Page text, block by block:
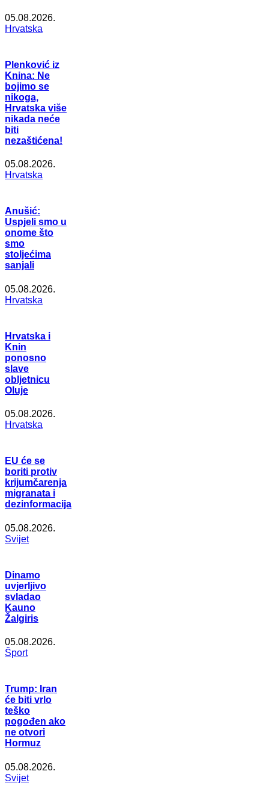
05.08.2026.
Hrvatska
Plenković iz
Knina: Ne
bojimo se
nikoga,
Hrvatska više
nikada neće
biti
nezaštićena!
05.08.2026.
Hrvatska
Anušić:
Uspjeli smo u
onome što
smo
stoljećima
sanjali
05.08.2026.
Hrvatska
Hrvatska i
Knin
ponosno
slave
obljetnicu
Oluje
05.08.2026.
Hrvatska
EU će se
boriti protiv
krijumčarenja
migranata i
dezinformacija
05.08.2026.
Svijet
Dinamo
uvjerljivo
svladao
Kauno
Žalgiris
05.08.2026.
Šport
Trump: Iran
će biti vrlo
teško
pogođen ako
ne otvori
Hormuz
05.08.2026.
Svijet